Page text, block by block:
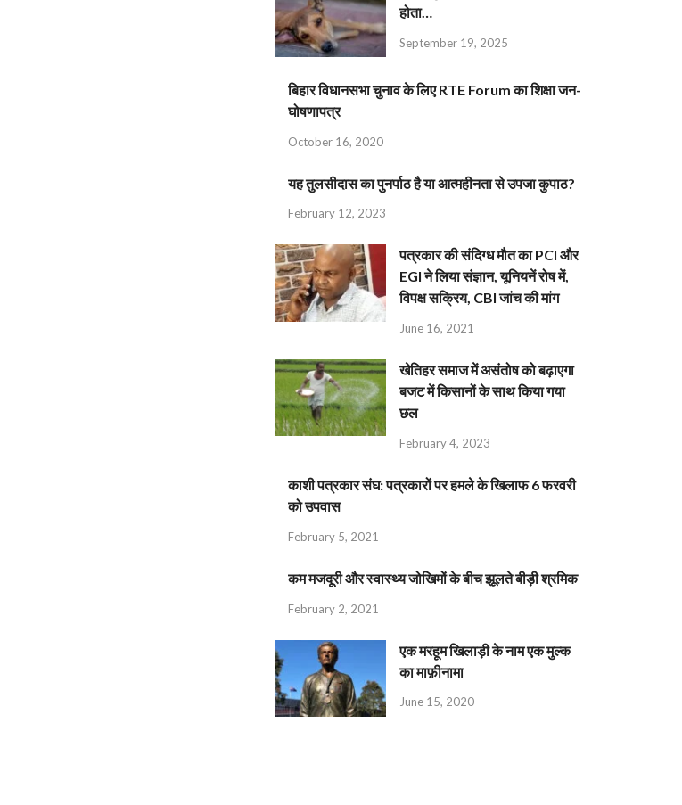
होता…
September 19, 2025
बिहार विधानसभा चुनाव के लिए RTE Forum का शिक्षा जन-
घोषणापत्र
October 16, 2020
यह तुलसीदास का पुनर्पाठ है या आत्महीनता से उपजा कुपाठ?
February 12, 2023
पत्रकार की संदिग्ध मौत का PCI और
EGI ने लिया संज्ञान, यूनियनें रोष में,
विपक्ष सक्रिय, CBI जांच की मांग
June 16, 2021
खेतिहर समाज में असंतोष को बढ़ाएगा
बजट में किसानों के साथ किया गया
छल
February 4, 2023
काशी पत्रकार संघ: पत्रकारों पर हमले के खिलाफ 6 फरवरी
को उपवास
February 5, 2021
कम मजदूरी और स्वास्थ्य जोखिमों के बीच झूलते बीड़ी श्रमिक
February 2, 2021
एक मरहूम खिलाड़ी के नाम एक मुल्क
का माफ़ीनामा
June 15, 2020